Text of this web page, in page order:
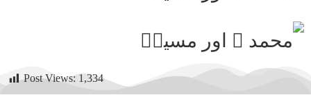
Post Views: 1,334